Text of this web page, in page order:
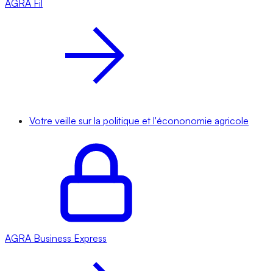
AGRA Fil
Votre veille sur la politique et l'écononomie agricole
AGRA Business Express